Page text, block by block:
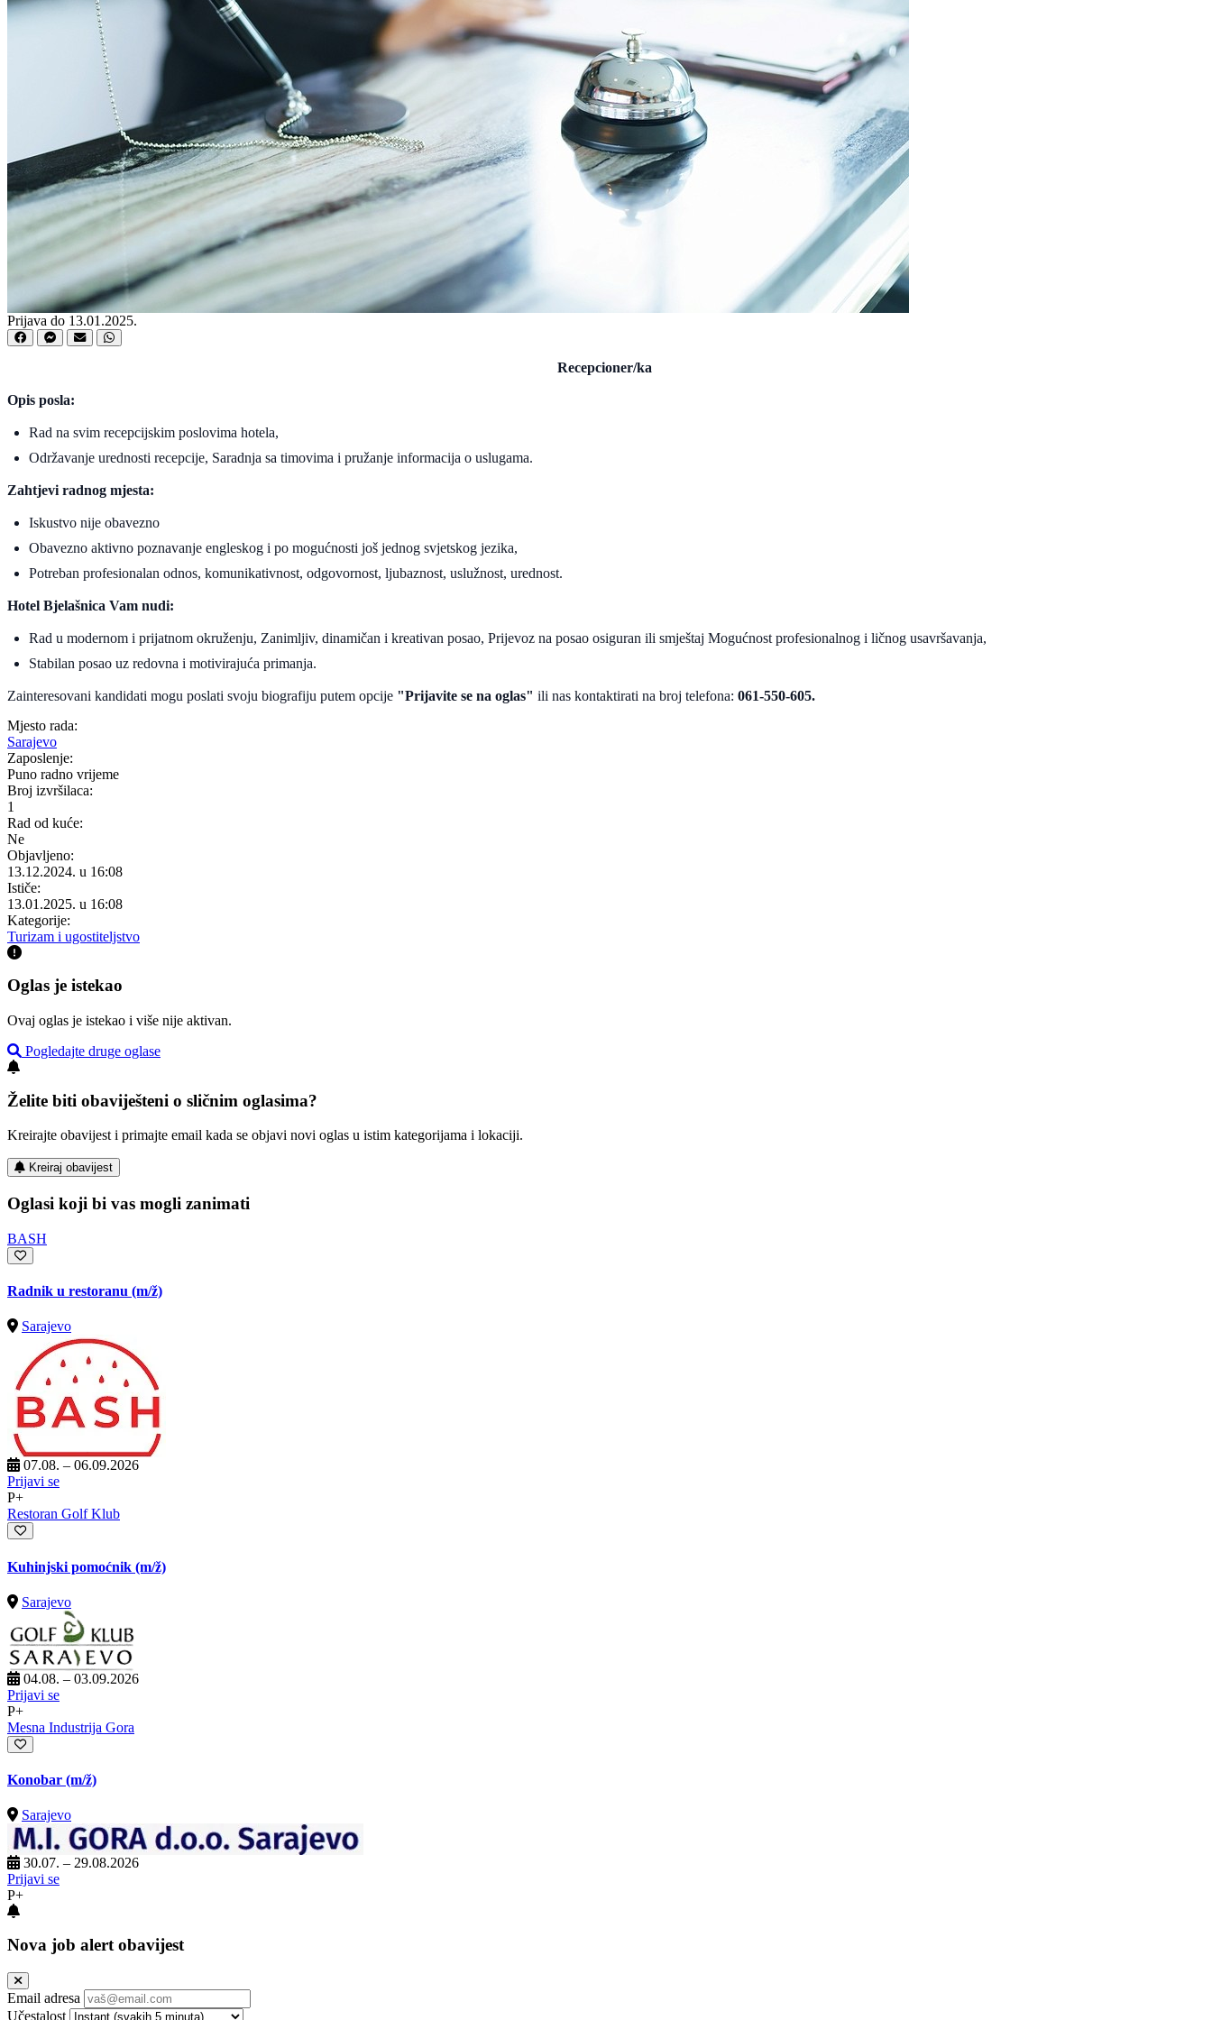
Prijava do 13.01.2025.
Recepcioner/ka
Opis posla:
Rad na svim recepcijskim poslovima hotela,
Održavanje urednosti recepcije, Saradnja sa timovima i pružanje informacija o uslugama.
Zahtjevi radnog mjesta:
Iskustvo nije obavezno
Obavezno aktivno poznavanje engleskog i po mogućnosti još jednog svjetskog jezika,
Potreban profesionalan odnos, komunikativnost, odgovornost, ljubaznost, uslužnost, urednost.
Hotel Bjelašnica Vam nudi:
Rad u modernom i prijatnom okruženju, Zanimljiv, dinamičan i kreativan posao, Prijevoz na posao osiguran ili smještaj Mogućnost profesionalnog i ličnog usavršavanja,
Stabilan posao uz redovna i motivirajuća primanja.
Zainteresovani kandidati mogu poslati svoju biografiju putem opcije "Prijavite se na oglas" ili nas kontaktirati na broj telefona: 061-550-605.
Mjesto rada:
Sarajevo
Zaposlenje:
Puno radno vrijeme
Broj izvršilaca:
1
Rad od kuće:
Ne
Objavljeno:
13.12.2024. u 16:08
Ističe:
13.01.2025. u 16:08
Kategorije:
Turizam i ugostiteljstvo
Oglas je istekao
Ovaj oglas je istekao i više nije aktivan.
Pogledajte druge oglase
Želite biti obaviješteni o sličnim oglasima?
Kreirajte obavijest i primajte email kada se objavi novi oglas u istim kategorijama i lokaciji.
Kreiraj obavijest
Oglasi koji bi vas mogli zanimati
BASH
Radnik u restoranu (m/ž)
Sarajevo
07.08. – 06.09.2026
Prijavi se
P+
Restoran Golf Klub
Kuhinjski pomoćnik (m/ž)
Sarajevo
04.08. – 03.09.2026
Prijavi se
P+
Mesna Industrija Gora
Konobar (m/ž)
Sarajevo
30.07. – 29.08.2026
Prijavi se
P+
Nova job alert obavijest
Email adresa
Učestalost